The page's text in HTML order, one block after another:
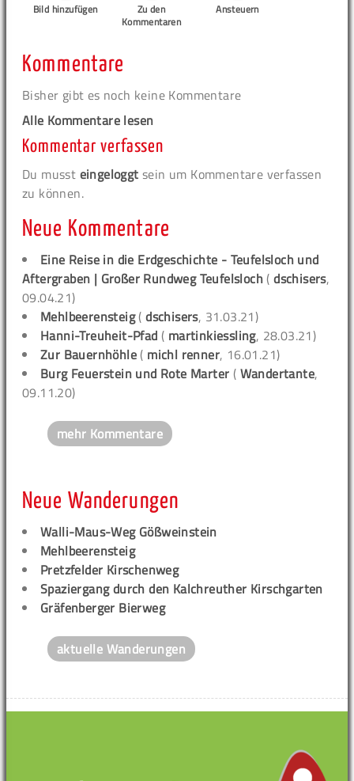
Bild hinzufügen
Zu den
Kommentaren
Ansteuern
Kommentare
Bisher gibt es noch keine Kommentare
Alle Kommentare lesen
Kommentar verfassen
Du musst eingeloggt sein um Kommentare verfassen
zu können.
Neue Kommentare
Eine Reise in die Erdgeschichte - Teufelsloch und
Aftergraben | Großer Rundweg Teufelsloch (dschisers,
09.04.21)
Mehlbeerensteig(dschisers, 31.03.21)
Hanni-Treuheit-Pfad ( martinkiessling, 28.03.21)
Zur Bauernhöhle ( michl renner, 16.01.21)
Burg Feuerstein und Rote Marter ( Wandertante,
09.11.20)
mehr Kommentare
Neue Wanderungen
Walli-Maus-Weg Gößweinstein
Mehlbeerensteig
Pretzfelder Kirschenweg
Spaziergang durch den Kalchreuther Kirschgarten
Gräfenberger Bierweg
aktuelle Wanderungen